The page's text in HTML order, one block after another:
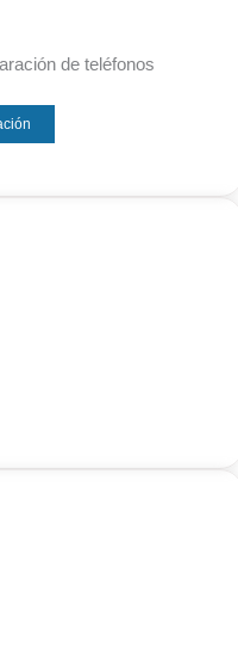
de teléfonos